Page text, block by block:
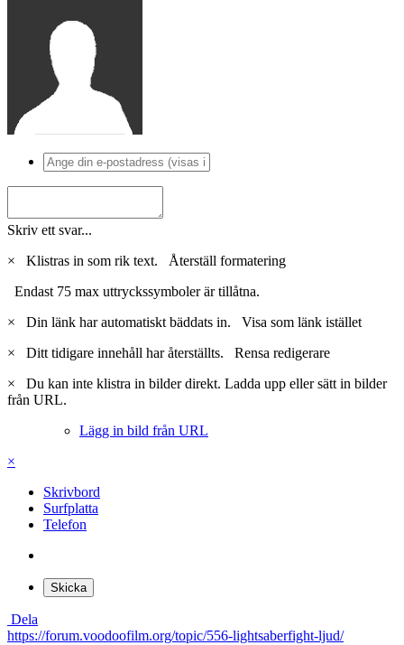
Skriv ett svar...
×
Klistras in som rik text. Återställ formatering
Endast 75 max uttryckssymboler är tillåtna.
×
Din länk har automatiskt bäddats in. Visa som länk istället
×
Ditt tidigare innehåll har återställts. Rensa redigerare
×
Du kan inte klistra in bilder direkt. Ladda upp eller sätt in bilder
från URL.
Lägg in bild från URL
×
Skrivbord
Surfplatta
Telefon
Skicka
Dela
https://forum.voodoofilm.org/topic/556-lightsaberfight-ljud/